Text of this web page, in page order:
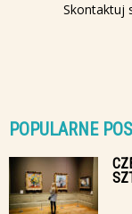
Skontaktuj
POPULARNE